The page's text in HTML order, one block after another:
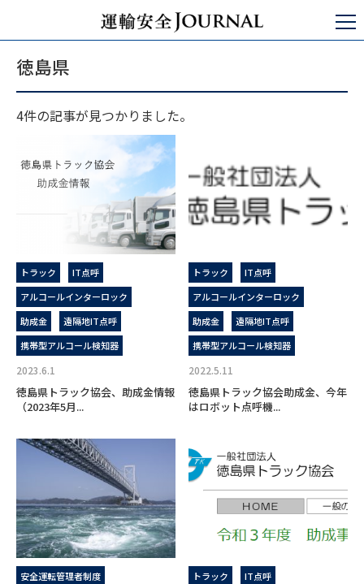
徳島県
徳島県
4件の記事が見つかりました。
トラック
IT点呼
アルコールインターロック
助成金
遠隔地IT点呼
携帯型アルコール検知器
2023.6.1
徳島県トラック協会、助成金情報
（2023年5月...
トラック
IT点呼
アルコールインターロック
助成金
遠隔地IT点呼
携帯型アルコール検知器
2022.5.11
徳島県トラック協会助成金、今年
はロボット点呼機...
安全運転管理者制度
トラック
IT点呼